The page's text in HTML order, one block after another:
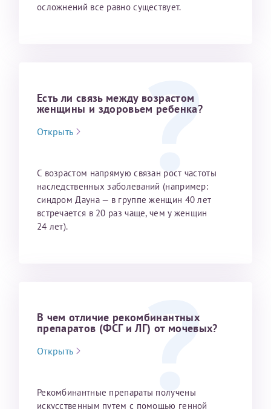
осложне­ний все равно существует.
Есть ли связь между возрастом
женщины и здоровьем ребенка?
Открыть
С возрастом напрямую связан рост частоты
наследственных заболева­ний (например:
синдром Дауна — в группе женщин 40 лет
встречается в 20 раз чаще, чем у женщин
24 лет).
В чем отличие рекомбинантных
препаратов (ФСГ и ЛГ) от мочевых?
Открыть
Рекомбинантные препараты получены
искусственным путем с помощью генной
скан 2-3 страниц паспорта пациента и